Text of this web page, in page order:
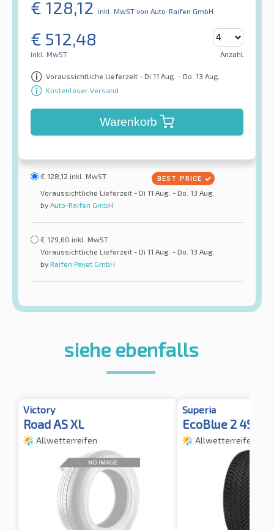
€ 128,12 inkl. MwST von Auto-Raifen GmbH
€ 512,48
inkl. MwST Anzahl
Voraussichtliche Lieferzeit - Di 11 Aug. - Do. 13 Aug.
Kostenloser Versand
Warenkorb
€ 128,12 inkl. MwST
Voraussichtliche Lieferzeit - Di 11 Aug. - Do. 13 Aug.
by Auto-Raifen GmbH
€ 129,60 inkl. MwST
Voraussichtliche Lieferzeit - Di 11 Aug. - Do. 13 Aug.
by Raifen Paket GmbH
siehe ebenfalls
Victory
Road AS XL
Allwetterreifen
Superia
EcoBlue 2 4S XL
Allwetterreifen